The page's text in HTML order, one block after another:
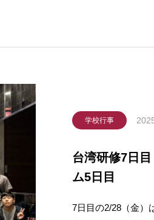
学校行事
台湾研修7日
ム5日目
7日目の2/28（金）